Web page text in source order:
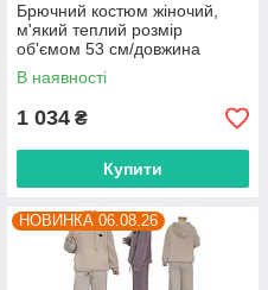
Брючний костюм жіночий,
м'який теплий розмір
об'ємом 53 см/довжина
штанів 105 см (4цв) "BETSY"
недорого від прямого
постачальника
В наявності
1 034 ₴
Купити
НОВИНКА 06.08.26